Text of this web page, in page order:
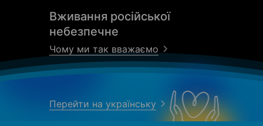
Вживання російської
небезпечне
Чому ми так вважаємо
Перейти на українську